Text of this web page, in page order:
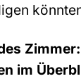
Zimmer:
im